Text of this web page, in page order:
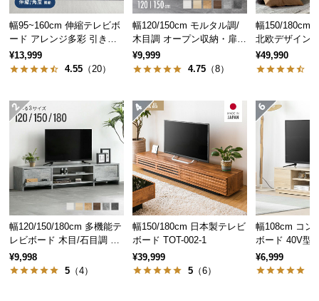
特
一
ア
テ
ラ
ン
キ
ン
幅95~160cm 伸縮テレビボ
ード アレンジ多彩 引き出
し収納 角度調節可能 モル
タル調/木目調
¥13,999
4.55 （20）
幅120/150/180cm 多機能テ
レビボード 木目/石目調 オ
ープン収納・引き出し収納
付き
¥9,998
5 （4）
幅120/150cm モルタル調/
木目調 オープン収納・扉収
納付きテレビボード
¥9,999
4.75（8）
幅150/180cm 日本製テレビ
ボード TOT-002-1
¥39,999
5（6）
幅150/180cm
北欧デザイン
T-018
¥49,990
幅108cm コン
ボード 40V型
ン収納・扉収
¥6,999